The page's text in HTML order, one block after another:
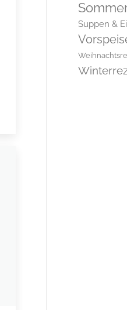
Suppen &